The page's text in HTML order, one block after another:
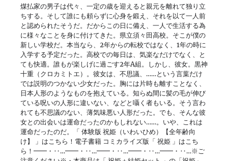
煤払家の男子は代々、一定の歳を迎えると親元を離れて独り立
ちする。そして誰にも頼らずに心身を鍛え、それを以て一人前
と認められたそうだ。だからこの日に備え、一人で生活する為
に様々なことを身に付けてきた。県立須々田高校。そこが僕の
新しい学校だ。本当なら、2年からの転校ではなく、1年の時に
入学する予定だった。高校での毎日は、気楽なだけでなく、と
ても快適。誰もが楽しげに過ごす2年A組。しかし、彼女。黒神
十重（クロカミトエ）。彼女は、不思議、……という言葉だけ
では説明のつかない少女だった。胸には片時も離すことなく、
日本人形のようなものを抱えている。知らぬ間に髪の毛が伸び
ている呪いの人形に違いない、などと囁く者もいる。そう言わ
れても不思議のない、薄気味悪い人形だった。でも、そんな彼
女との出会いは運命だったのかもしれない……。いや、これは
運命だったのだ。「 体験版 祝姫（いわいひめ）【全年齢向
け】 」はこちら！電子書籍 コミカライズ版「 祝姫 」はこち
ら！━━・‥…━━・‥…━━・‥…━━・‥…━━・‥…※ご